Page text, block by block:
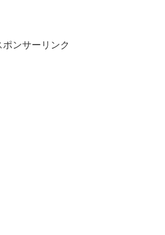
ポンサーリンク